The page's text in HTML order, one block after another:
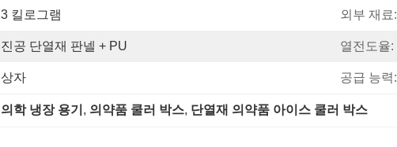
3 킬로그램 외부 재료:
진공 단열재 판넬 + PU 열전도율:
상자 공급 능력:
의학 냉장 용기 , 의약품 쿨러 박스, 단열재 의약품 아이스 쿨러 박스